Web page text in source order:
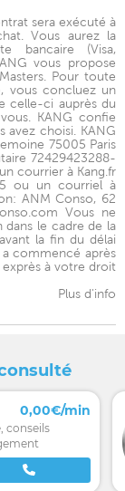
sera exécuté à
Vous aurez la
bancaire (Visa,
vous propose
Pour toute
vous concluez un
celle-ci auprès du
KANG confie
avez choisi. KANG
75005 Paris
72429423288-
courrier à Kang.fr
ou un courriel à
ANM Conso, 62
Vous ne
le cadre de la
la fin du délai
commencé après
à votre droit
Plus d'info
0,00€/min
conseils